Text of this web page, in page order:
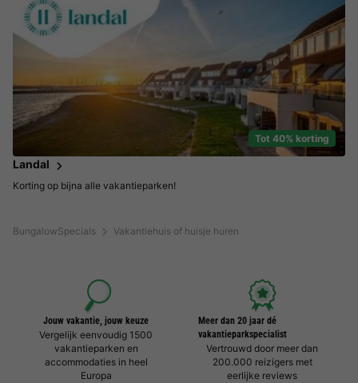
BungalowSpecials Vakantiehuis of huisje huren
Tot 40% korting
Landal
Korting op bijna alle vakantieparken!
Jouw vakantie, jouw keuze
Vergelijk eenvoudig 1500
vakantieparken en
accommodaties in heel
Europa
Meer dan 20 jaar dé
vakantieparkspecialist
Vertrouwd door meer dan
200.000 reizigers met
eerlijke reviews